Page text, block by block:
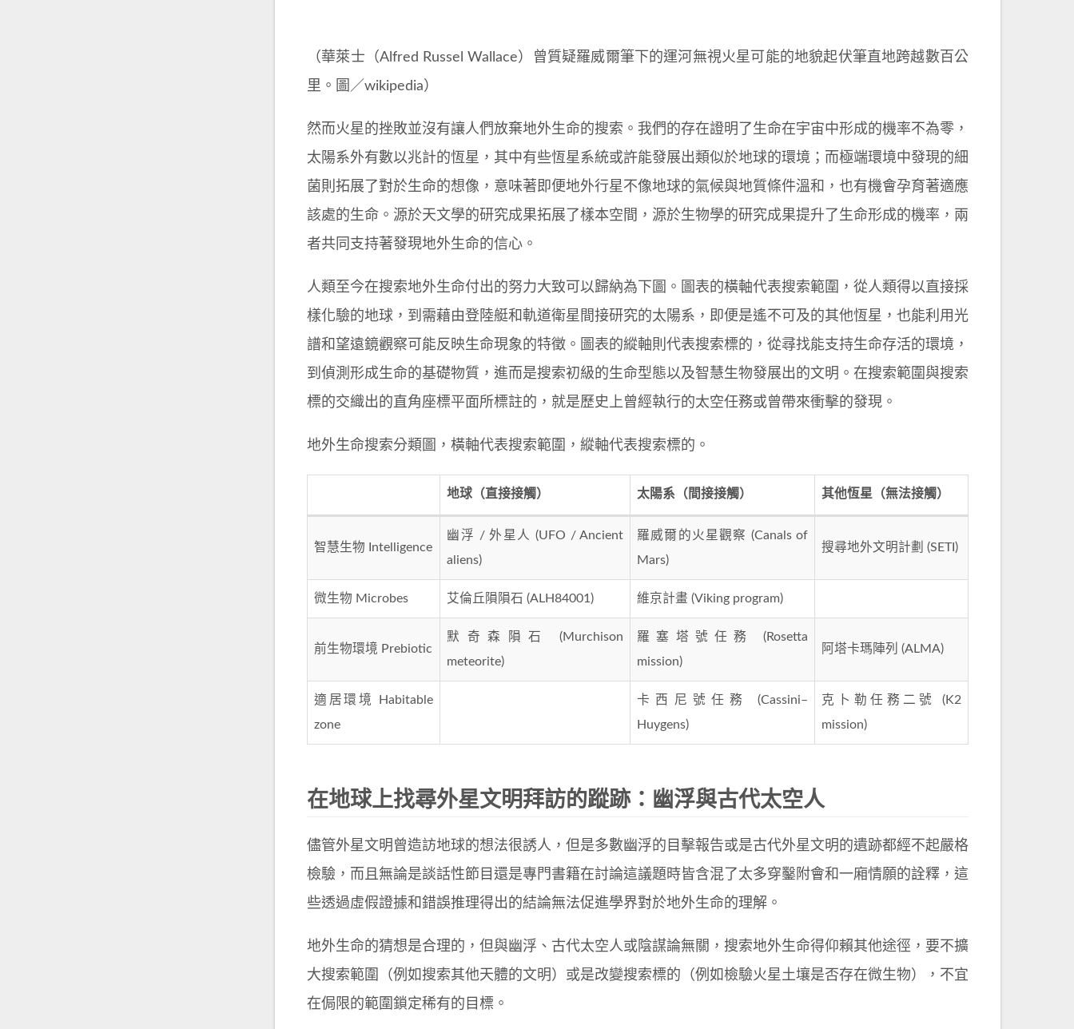
（華萊士（Alfred Russel Wallace）曾質疑羅威爾筆下的運河無視火星可能的地貌起伏筆直地跨越數百公
里。圖／wikipedia）
然而火星的挫敗並沒有讓人們放棄地外生命的搜索。我們的存在證明了生命在宇宙中形成的機率不為零，
太陽系外有數以兆計的恆星，其中有些恆星系統或許能發展出類似於地球的環境；而極端環境中發現的細
菌則拓展了對於生命的想像，意味著即便地外行星不像地球的氣候與地質條件溫和，也有機會孕育著適應
該處的生命。源於天文學的研究成果拓展了樣本空間，源於生物學的研究成果提升了生命形成的機率，兩
者共同支持著發現地外生命的信心。
人類至今在搜索地外生命付出的努力大致可以歸納為下圖。圖表的橫軸代表搜索範圍，從人類得以直接採
樣化驗的地球，到需藉由登陸艇和軌道衛星間接研究的太陽系，即便是遙不可及的其他恆星，也能利用光
譜和望遠鏡觀察可能反映生命現象的特徵。圖表的縱軸則代表搜索標的，從尋找能支持生命存活的環境，
到偵測形成生命的基礎物質，進而是搜索初級的生命型態以及智慧生物發展出的文明。在搜索範圍與搜索
標的交織出的直角座標平面所標註的，就是歷史上曾經執行的太空任務或曾帶來衝擊的發現。
地外生命搜索分類圖，橫軸代表搜索範圍，縱軸代表搜索標的。
地球（直接接觸） 太陽系（間接接觸） 其他恆星（無法接觸）
智慧生物 Intelligence
幽浮 / 外星人 (UFO / Ancient
aliens)
羅威爾的火星觀察 (Canals of
Mars)
搜尋地外文明計劃 (SETI)
微生物 Microbes 艾倫丘隕隕石 (ALH84001) 維京計畫 (Viking program)
前生物環境 Prebiotic
默奇森隕石 (Murchison
meteorite)
羅塞塔號任務 (Rosetta
mission)
阿塔卡瑪陣列 (ALMA)
適居環境 Habitable
zone
卡西尼號任務 (Cassini–
Huygens)
克卜勒任務二號 (K2
mission)
在地球上找尋外星文明拜訪的蹤跡：幽浮與古代太空人
儘管外星文明曾造訪地球的想法很誘人，但是多數幽浮的目擊報告或是古代外星文明的遺跡都經不起嚴格
檢驗，而且無論是談話性節目還是專門書籍在討論這議題時皆含混了太多穿鑿附會和一廂情願的詮釋，這
些透過虛假證據和錯誤推理得出的結論無法促進學界對於地外生命的理解。
地外生命的猜想是合理的，但與幽浮、古代太空人或陰謀論無關，搜索地外生命得仰賴其他途徑，要不擴
大搜索範圍（例如搜索其他天體的文明）或是改變搜索標的（例如檢驗火星土壤是否存在微生物），不宜
在侷限的範圍鎖定稀有的目標。